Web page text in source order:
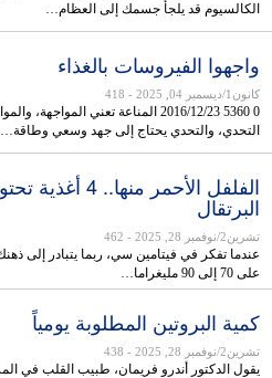
الكالسيوم قد يلجأ جسمك إلى العظام…
واجهوا الفيروسات بالغذاء
كانون1/ديسمبر 04, 2025 - 418
0 5360 2016/12/23 المناعة تعني
التحدي، والتحدي يحتاج إلى جهد وسعي وطاقة…
الفلفل الأحمر
البرتقال
تشرين2/نوفمبر 28, 2025 - 462
عندما تفكر في فيتامين سي، ربما يتبادر إلى
على 70 إلى 90 مليغراما…
كمية البروتين المطلوبة يومياً
تشرين2/نوفمبر 28, 2025 - 438
يقول الدكتور أندرو فريمان، طبيب القلب في